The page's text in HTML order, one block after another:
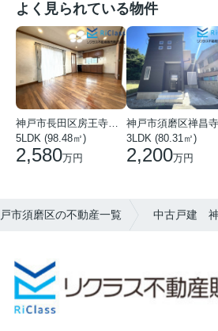
よく見られている物件
神戸市長田区房王寺町１丁目
5LDK (98.48㎡)
2,580万円
3LDK (80.31㎡)
2,200万円
市須磨区の不動産一覧 中古戸建 神